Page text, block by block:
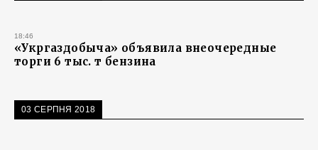
18:46
«Укргаздобыча» объявила внеочередные
торги 6 тыс. т бензина
03 СЕРПНЯ 2018